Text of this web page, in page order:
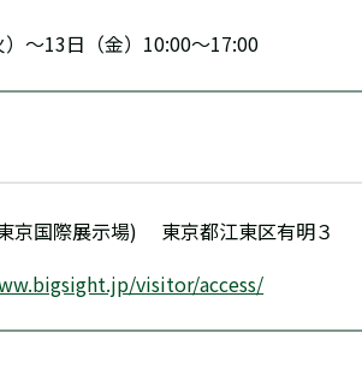
～13日（金）10:00～17:00
京国際展示場) 東京都江東区有明３
visitor/access/